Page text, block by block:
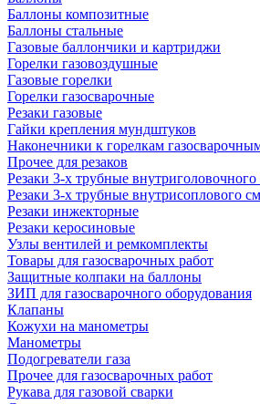
Баллоны композитные
Баллоны стальные
Газовые баллончики и картриджи
Горелки газовоздушные
Газовые горелки
Горелки газосварочные
Резаки газовые
Гайки крепления мундштуков
Наконечники к горелкам
Прочее для резаков
Резаки 3-х трубные
Резаки 3-х трубные внутрисоплового
Резаки инжекторные
Резаки керосиновые
Узлы вентилей и ремкомплекты
Товары для газосварочных работ
Защитные колпаки на баллоны
ЗИП для газосварочного оборудования
Клапаны
Кожухи на манометры
Манометры
Подогреватели газа
Прочее для газосварочных работ
Рукава для газовой сварки